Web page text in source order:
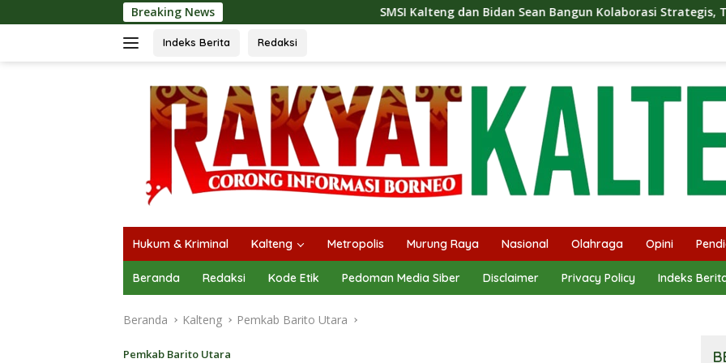
ke
Breaking News SMSI Kalteng dan Bidan Sean Bangun Kolaborasi Strategis, Tingkatkan Edukasi
Indeks Berita Redaksi
Hukum & Kriminal Kalteng Metropolis Murung Raya Nasional Olahraga Opini
Beranda Redaksi Kode Etik Pedoman Media Siber Disclaimer Privacy Policy Indeks
Beranda Kalteng Pemkab Barito Utara
Pemkab Barito Utara